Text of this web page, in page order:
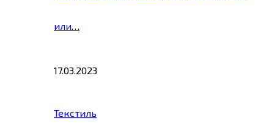
или…
17.03.2023
Текстиль